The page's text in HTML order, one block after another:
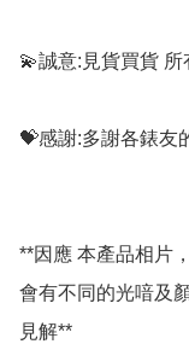
💫誠意:見貨買貨
💝感謝:多謝各錶友
**因應 本產品相片
會有不同的光喑及
見解**